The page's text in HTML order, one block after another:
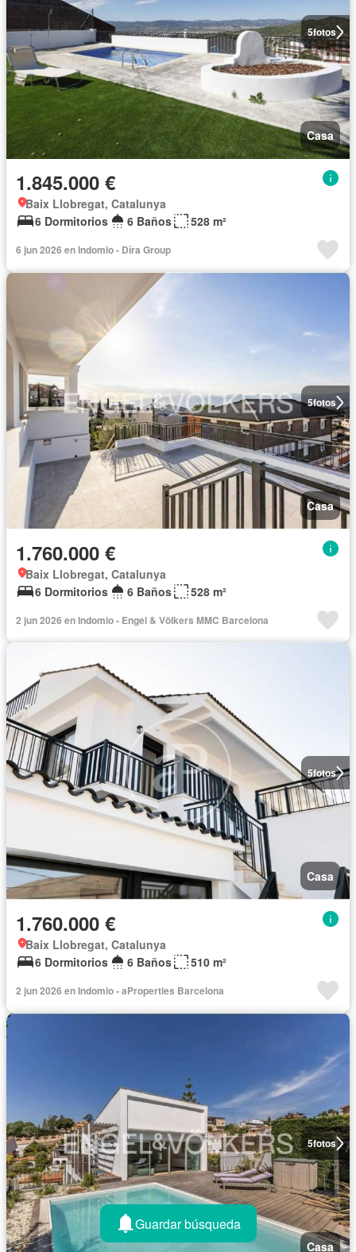
5fotos
Casa
1.845.000 €
Baix Llobregat, Catalunya
6 Dormitorios
6 Baños 528 m²
6 jun 2026 en Indomio - Díra Group
5fotos
Casa
1.760.000 €
Baix Llobregat, Catalunya
6 Dormitorios
6 Baños 528 m²
2 jun 2026 en Indomio - Engel & Völkers MMC Barcelona
5fotos
Casa
1.760.000 €
Baix Llobregat, Catalunya
6 Dormitorios
6 Baños 510 m²
2 jun 2026 en Indomio - aProperties Barcelona
5fotos
Casa
Guardar búsqueda